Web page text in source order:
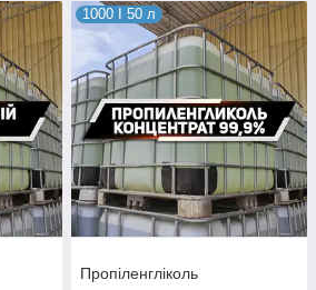
1000 I 50 л
Пропіленгліколь